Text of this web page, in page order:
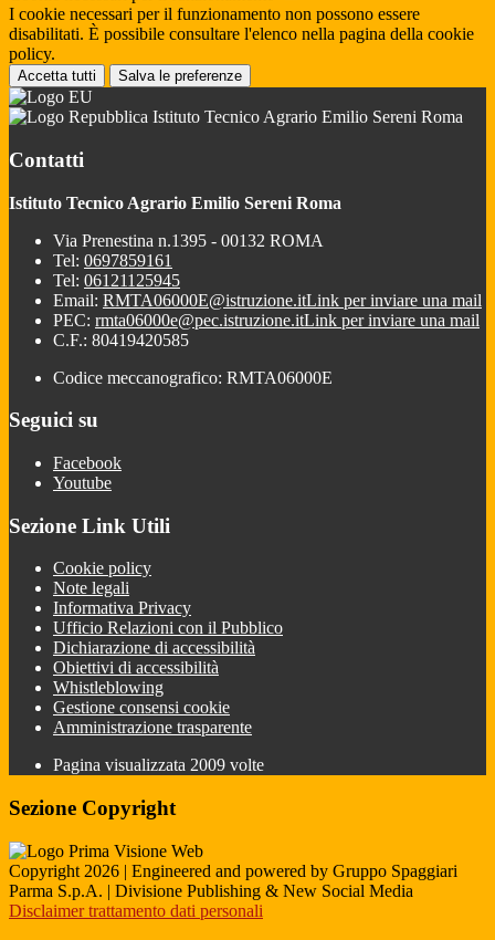
I cookie necessari per il funzionamento non possono essere
disabilitati. È possibile consultare l'elenco nella pagina della cookie
policy.
Accetta tutti Salva le preferenze
Istituto Tecnico Agrario Emilio Sereni Roma
Contatti
Istituto Tecnico Agrario Emilio Sereni Roma
Via Prenestina n.1395 - 00132 ROMA
Tel: 0697859161
Tel: 06121125945
Email: RMTA06000E@istruzione.itLink per inviare una mail
PEC: rmta06000e@pec.istruzione.itLink per inviare una mail
C.F.: 80419420585
Codice meccanografico: RMTA06000E
Seguici su
Facebook
Youtube
Sezione Link Utili
Cookie policy
Note legali
Informativa Privacy
Ufficio Relazioni con il Pubblico
Dichiarazione di accessibilità
Obiettivi di accessibilità
Whistleblowing
Gestione consensi cookie
Amministrazione trasparente
Pagina visualizzata 2009 volte
Sezione Copyright
Copyright 2026 | Engineered and powered by Gruppo Spaggiari
Parma S.p.A. | Divisione Publishing & New Social Media
Disclaimer trattamento dati personali